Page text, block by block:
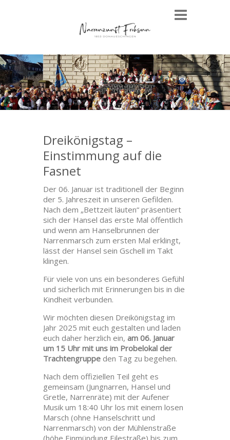
Dreikönigstag –
Einstimmung auf die
Fasnet
Der 06. Januar ist traditionell der Beginn
der 5. Jahreszeit in unseren Gefilden.
Nach dem „Bettzeit läuten“ präsentiert
sich der Hansel das erste Mal öffentlich
und wenn am Hanselbrunnen der
Narrenmarsch zum ersten Mal erklingt,
lässt der Hansel sein Gschell im Takt
klingen.
Für viele von uns ein besonderes Gefühl
und sicherlich mit Erinnerungen bis in die
Kindheit verbunden.
Wir möchten diesen Dreikönigstag im
Jahr 2025 mit euch gestalten und laden
euch daher herzlich ein, am 06. Januar
um 15 Uhr mit uns im Probelokal der
Trachtengruppe den Tag zu begehen.
Nach dem offiziellen Teil geht es
gemeinsam (Jungnarren, Hansel und
Gretle, Narrenräte) mit der Aufener
Musik um 18:40 Uhr los mit einem losen
Marsch (ohne Hanselschritt und
Narrenmarsch) von der Mühlenstraße